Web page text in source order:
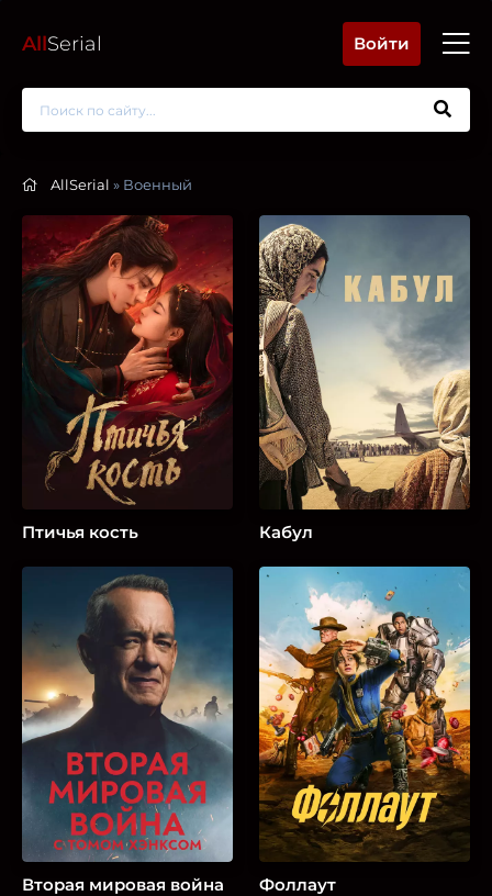
AllSerial Войти
AllSerial » Военный
Птичья кость Кабул
Вторая мировая война
Фоллаут